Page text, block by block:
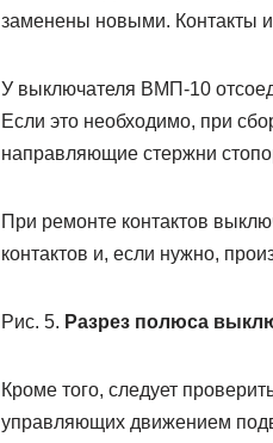
заменены новыми. Контакты
У выключателя ВМП-10
Если это необходимо, при
направляющие стержни
При ремонте контактов
контактов и, если нужно,
Рис. 5. Разрез полюса
Кроме того, следует
управляющих движением